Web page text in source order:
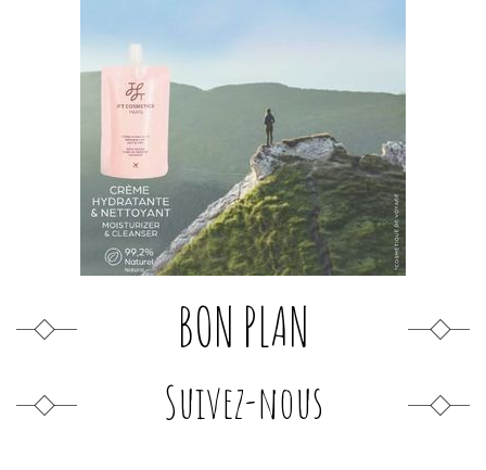
BON PLAN
Suivez-nous